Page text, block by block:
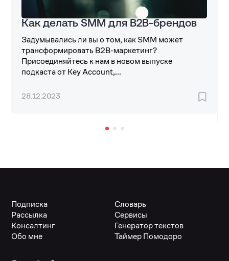
Как делать SMM для B2B-брендов
Задумывались ли вы о том, как SMM может
трансформировать B2B-маркетинг?
Присоединяйтесь к нам в новом выпуске
подкаста от Key Account,...
28.12.2023
Подписка
Рассылка
Консалтинг
Обо мне
Словарь
Сервисы
Генератор текстов
Таймер Помодоро